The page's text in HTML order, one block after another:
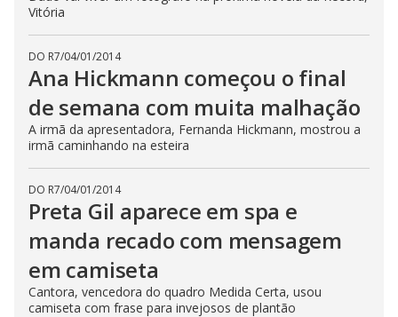
Vitória
DO R7/04/01/2014
Ana Hickmann começou o final
de semana com muita malhação
A irmã da apresentadora, Fernanda Hickmann, mostrou a
irmã caminhando na esteira
DO R7/04/01/2014
Preta Gil aparece em spa e
manda recado com mensagem
em camiseta
Cantora, vencedora do quadro Medida Certa, usou
camiseta com frase para invejosos de plantão